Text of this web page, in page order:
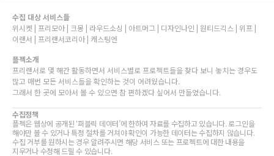
수집 대상 서비스들
위시켓 | 프리모아 | 크몽 | 라우드소싱 | 아트머그 | 디자인나인 | 원티드긱스 | 위프 |
이랜서 | 프리랜서코리아 | 캐스팅엔
플젝소개
프리랜서로 몇 해간 활동하면서 서비스별로 프로젝트들을 찾다 보니 놓치는 경우도
많고 매번 모든 서비스들을 확인하는 것이 어려웠습니다.
그래서 한 곳에 모아서 볼 수 있으면 참 편하겠다 싶어서 만들었습니다.
수집정책
플젝은 웹상에 공개된 ‘퍼블릭 데이터’에 한하여 자료를 수집하고 있습니다. 로그인을
해야만 볼 수 있거나 특정 절차를 거쳐야 확인이 가능한 데이터는 수집하지 않습니다.
수집 거부를 원하시는 경우 알려주시면 해당 서비스 또는 프로젝트에 대한 내용을
지우거나 수정해 드릴 수 있습니다.